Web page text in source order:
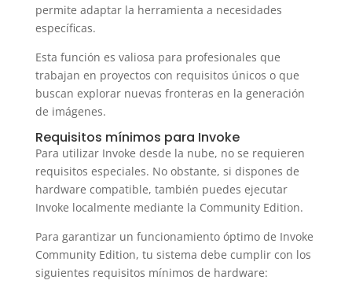
permite adaptar la herramienta a necesidades
específicas.
Esta función es valiosa para profesionales que
trabajan en proyectos con requisitos únicos o que
buscan explorar nuevas fronteras en la generación
de imágenes.
Requisitos mínimos para Invoke
Para utilizar Invoke desde la nube, no se requieren
requisitos especiales. No obstante, si dispones de
hardware compatible, también puedes ejecutar
Invoke localmente mediante la Community Edition.
Para garantizar un funcionamiento óptimo de Invoke
Community Edition, tu sistema debe cumplir con los
siguientes requisitos mínimos de hardware: